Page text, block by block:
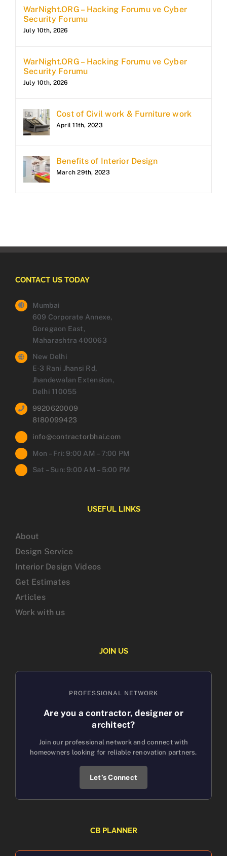
WarNight.ORG – Hacking Forumu ve Cyber
Security Forumu
July 10th, 2026
WarNight.ORG – Hacking Forumu ve Cyber
Security Forumu
July 10th, 2026
Cost of Civil work & Furniture work
April 11th, 2023
Benefits of Interior Design
March 29th, 2023
CONTACT US TODAY
Mumbai
609 Corporate Annexe,
Goregaon East,
Maharashtra 400063
New Delhi
E-3 Rani Jhansi Rd,
Jhandewalan Extension,
Delhi 110055
9920620009
8180099423
info@contractorbhai.com
Mon – Fri: 9:00 AM – 7:00 PM
Sat – Sun: 9:00 AM – 5:00 PM
USEFUL LINKS
About
Design Service
Interior Design Videos
Get Estimates
Articles
Work with us
JOIN US
PROFESSIONAL NETWORK
Are you a contractor, designer or
architect?
Join our professional network and connect with
homeowners looking for reliable renovation partners.
Let’s Connect
CB PLANNER